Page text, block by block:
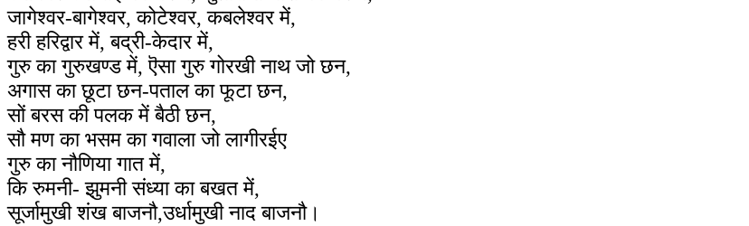
जागेश्वर-बागेश्वर, कोटेश्वर, कबलेश्वर में,
हरी हरिद्वार में, बद्री-केदार में,
गुरु का गुरुखण्ड में, ऎसा गुरु गोरखी नाथ जो छन,
अगास का छूटा छन-पताल का फूटा छन,
सों बरस की पलक में बैठी छन,
सौ मण का भसम का गवाला जो लागीरईए
गुरु का नौणिया गात में,
कि रुमनी- झुमनी संध्या का बखत में,
सूर्जामुखी शंख बाजनौ,उर्धामुखी नाद बाजनौ।